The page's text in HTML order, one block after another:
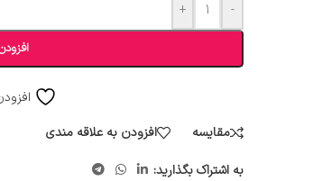
-
+
مقایسه
افزودن به علاقه مندی
به اشتراک بگذارید: